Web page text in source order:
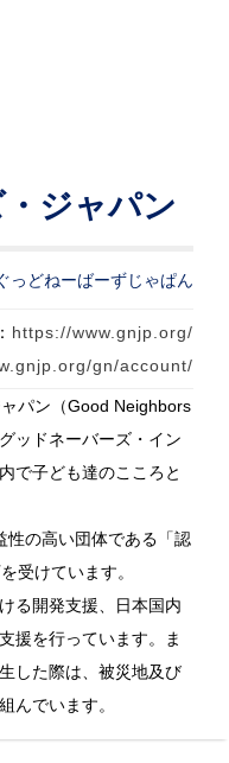
ジャパン
っどねーばーずじゃぱん
https://www.gnjp.org/
gn/account/
パン（Good Neighbors
ッドネーバーズ・イン
で子ども達のこころと
性の高い団体である「認
受けています。
る開発支援、日本国内
援を行っています。ま
した際は、被災地及び
んでいます。